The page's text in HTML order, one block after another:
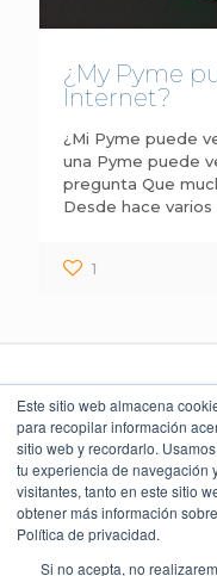
Este sitio web almacena
para recopilar información
sitio web y recordarlo.
tu experiencia de navegación
visitantes, tanto en este sitio
obtener más información
Política de privacidad.
Si no acepta, no
¿My Pyme
Internet?
¿Mi Pyme puede
una Pyme puede
pregunta Que
Desde hace varios
1
Aviso Legal
Aviso de
Política